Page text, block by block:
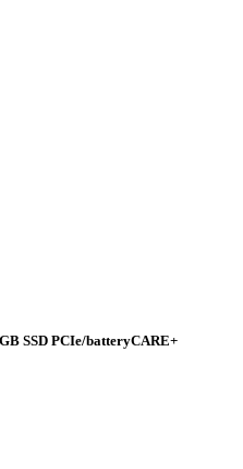
SSD PCIe/batteryCARE+